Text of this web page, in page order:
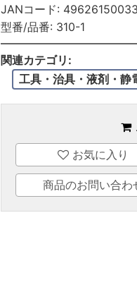
JANコード:
型番/品番: 310-1
関連カテゴリ:
工具・治具・液剤・静
お気に入り
商品のお問い合わ